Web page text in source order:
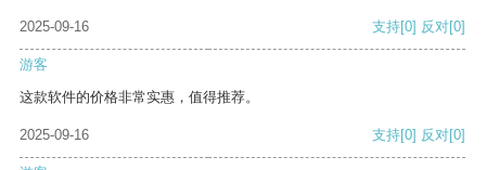
2025-09-16 支持[0] 反对[0]
游客
这款软件的价格非常实惠，值得推荐。
2025-09-16 支持[0] 反对[0]